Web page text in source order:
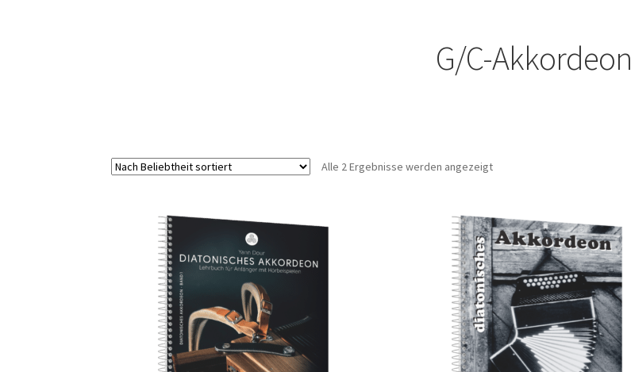
G/C-Akkordeon
Alle 2 Ergebnisse werden angezeigtNach